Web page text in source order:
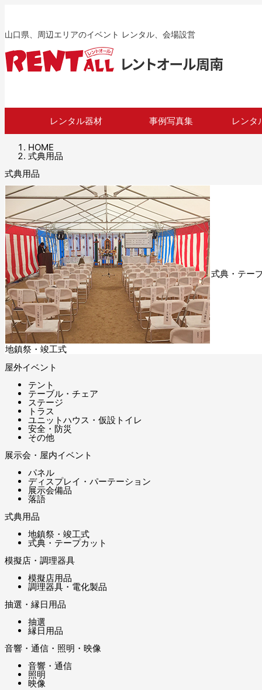
山口県、周辺エリアのイベント レンタル、会場設営
レンタル器材 事例写真集 レンタ
HOME
式典用品
式典用品
地鎮祭・竣工式
式典・テー
屋外イベント
テント
テーブル・チェア
ステージ
トラス
ユニットハウス・仮設トイレ
安全・防災
その他
展示会・屋内イベント
パネル
ディスプレイ・パーテーション
展示会備品
落語
式典用品
地鎮祭・竣工式
式典・テープカット
模擬店・調理器具
模擬店用品
調理器具・電化製品
抽選・縁日用品
抽選
縁日用品
音響・通信・照明・映像
音響・通信
照明
映像